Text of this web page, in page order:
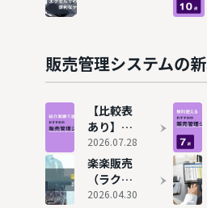
ンプレー
トも紹介
販売管理システムの
【比較表
あり】販
売管理シ
ステムを
おすすめ
14選！費
2026.07.28
楽楽販売
（ラクラ
クハンバ
2026.04.30